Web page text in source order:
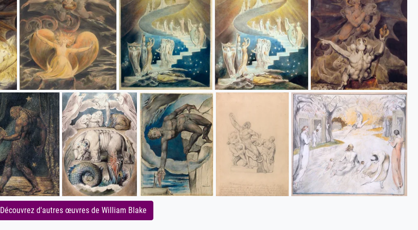
Découvrez d'autres œuvres de William Blake